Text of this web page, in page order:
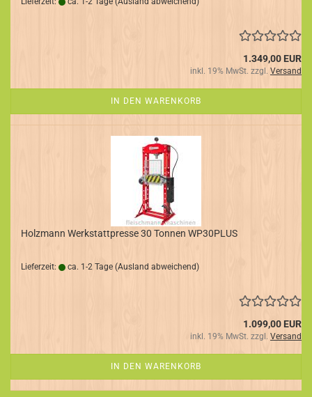
1.349,00 EUR
inkl. 19% MwSt. zzgl. Versand
IN DEN WARENKORB
Holzmann Werkstattpresse 30 Tonnen WP30PLUS
Lieferzeit: ca. 1-2 Tage (Ausland abweichend)
1.099,00 EUR
inkl. 19% MwSt. zzgl. Versand
IN DEN WARENKORB